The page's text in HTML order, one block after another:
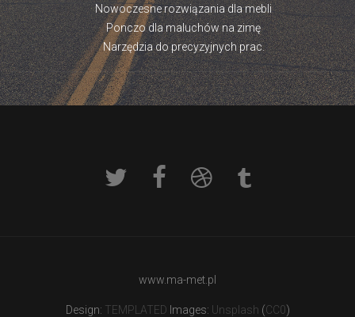
Nowoczesne rozwiązania dla mebli
Ponczo dla maluchów na zimę
Narzędzia do precyzyjnych prac.
www.ma-met.pl
Design: TEMPLATED Images: Unsplash (CC0)